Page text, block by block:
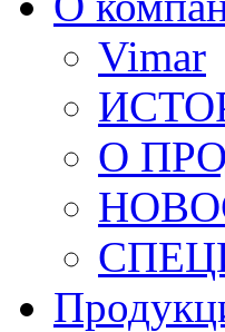
Vimar
О